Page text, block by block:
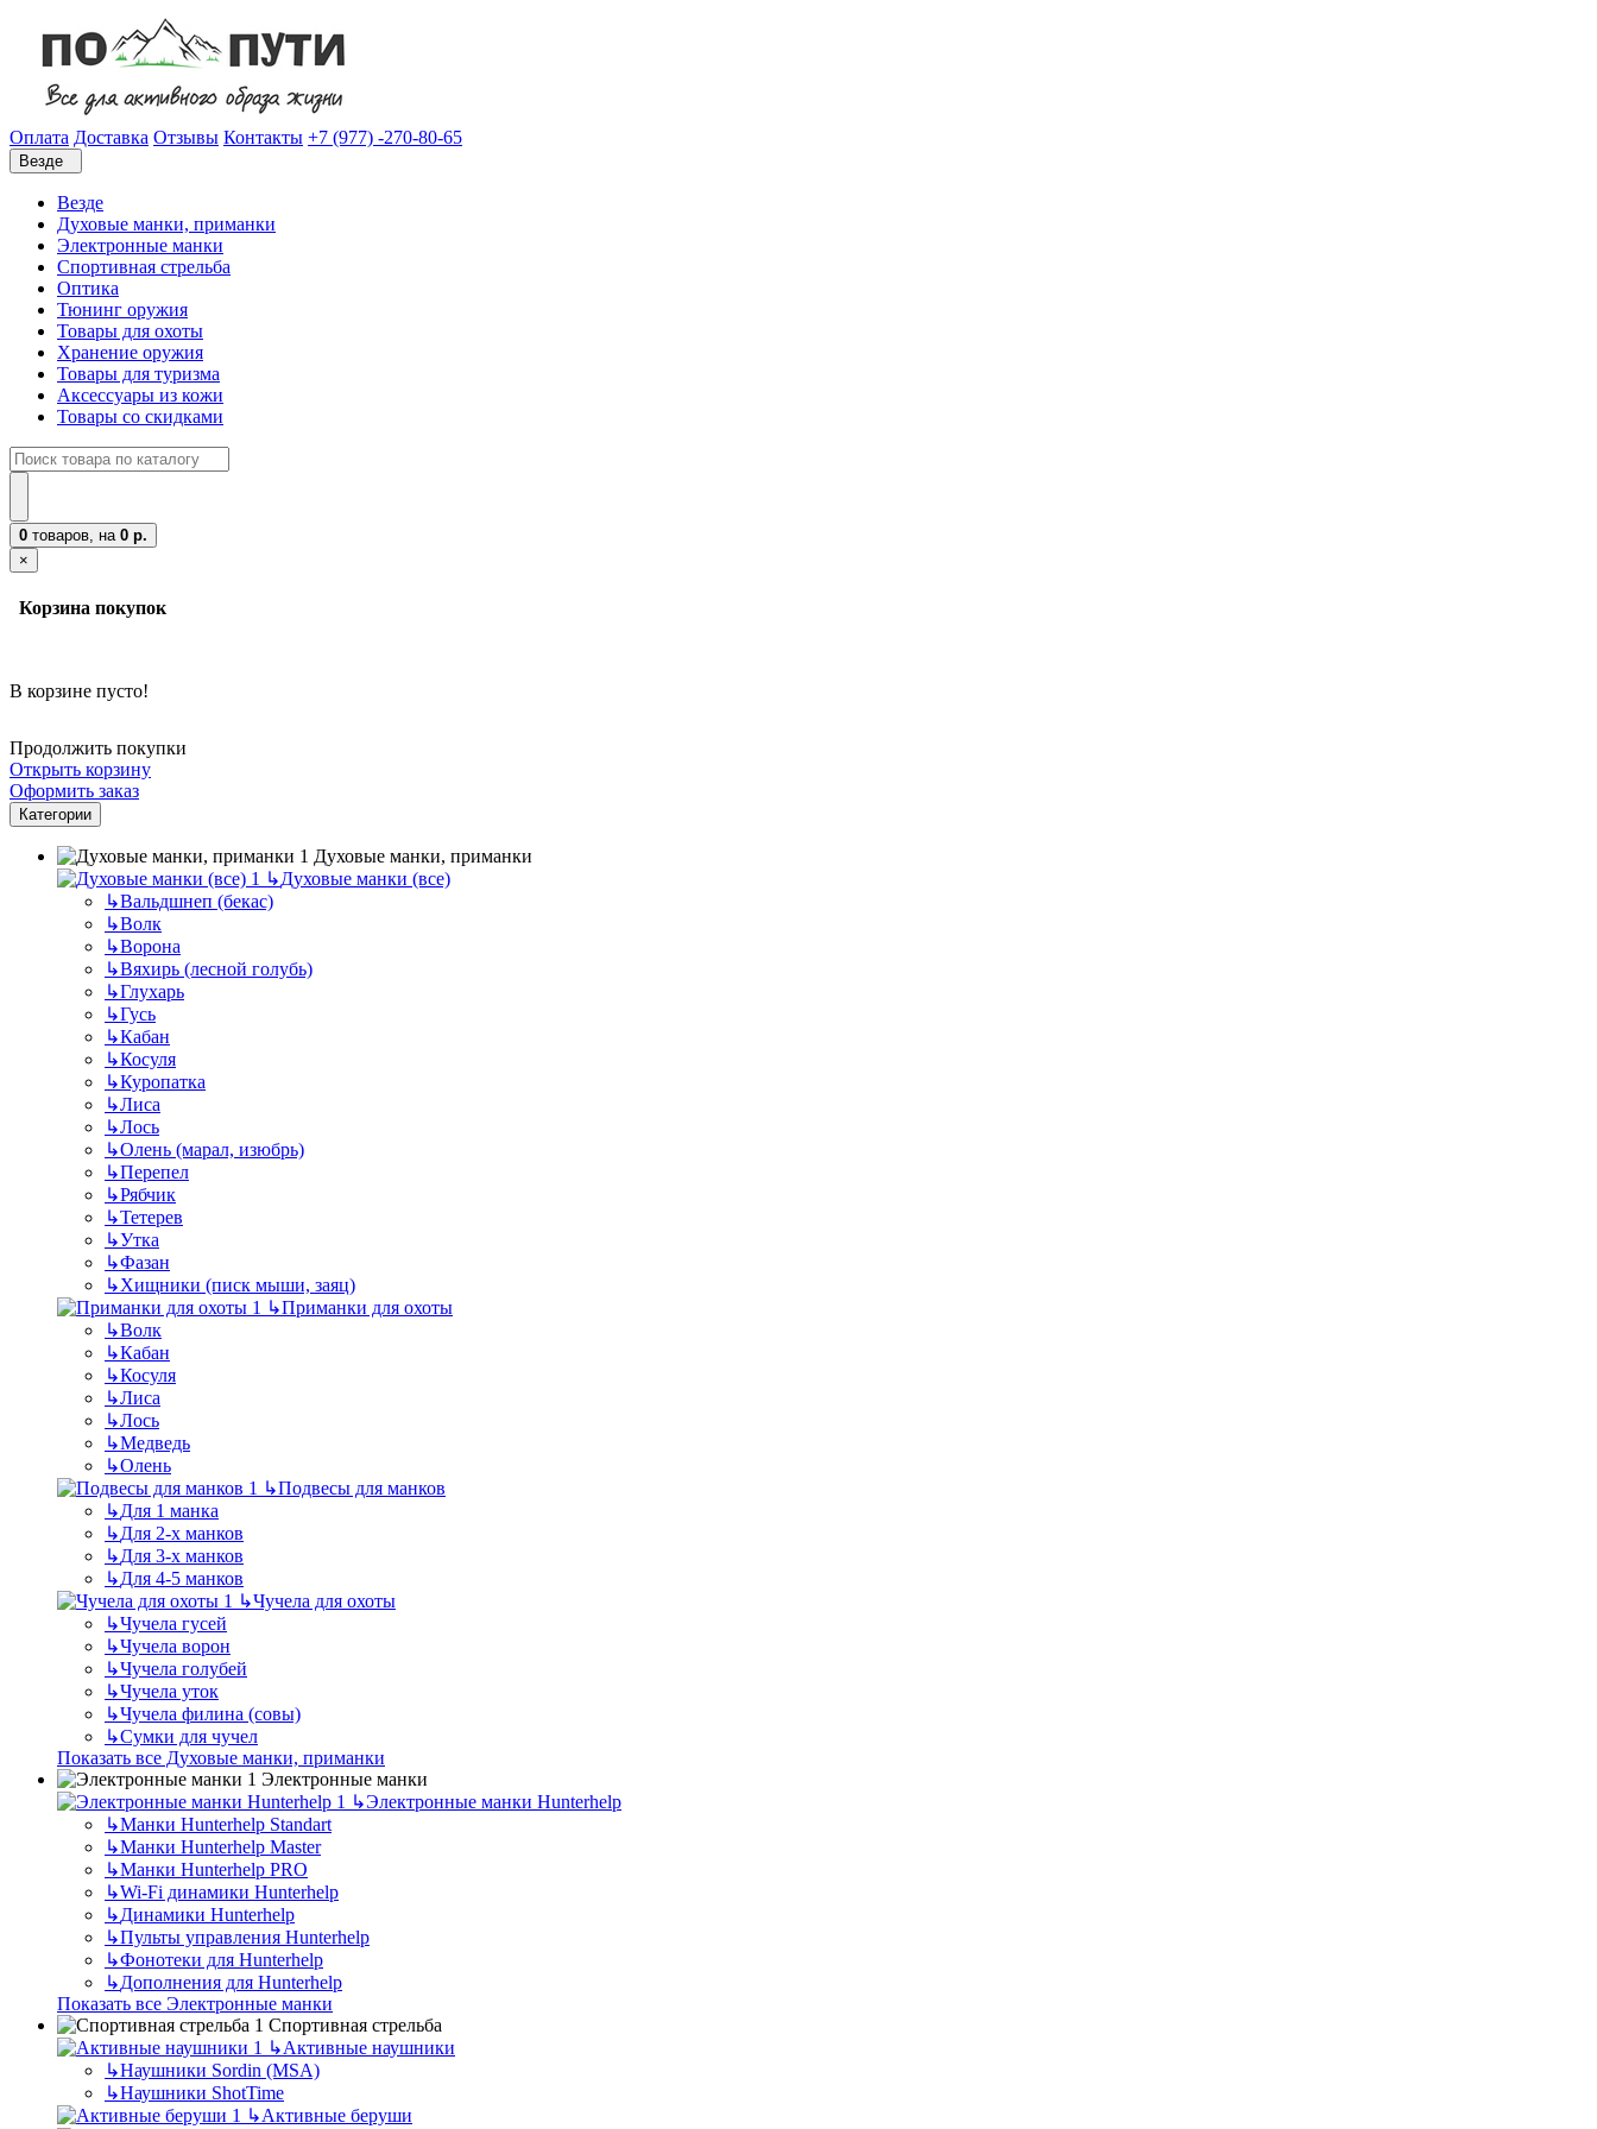
Оплата Доставка Отзывы Контакты +7 (977) -270-80-65
Везде
Везде
Духовые манки, приманки
Электронные манки
Спортивная стрельба
Оптика
Тюнинг оружия
Товары для охоты
Хранение оружия
Товары для туризма
Аксессуары из кожи
Товары со скидками
0 товаров, на 0 р.
×
Корзина покупок
В корзине пусто!
Продолжить покупки
Открыть корзину
Оформить заказ
Категории
Духовые манки, приманки
↳Духовые манки (все)
↳Вальдшнеп (бекас)
↳Волк
↳Ворона
↳Вяхирь (лесной голубь)
↳Глухарь
↳Гусь
↳Кабан
↳Косуля
↳Куропатка
↳Лиса
↳Лось
↳Олень (марал, изюбрь)
↳Перепел
↳Рябчик
↳Тетерев
↳Утка
↳Фазан
↳Хищники (писк мыши, заяц)
↳Приманки для охоты
↳Волк
↳Кабан
↳Косуля
↳Лиса
↳Лось
↳Медведь
↳Олень
↳Подвесы для манков
↳Для 1 манка
↳Для 2-х манков
↳Для 3-х манков
↳Для 4-5 манков
↳Чучела для охоты
↳Чучела гусей
↳Чучела ворон
↳Чучела голубей
↳Чучела уток
↳Чучела филина (совы)
↳Сумки для чучел
Показать все Духовые манки, приманки
Электронные манки
↳Электронные манки Hunterhelp
↳Манки Hunterhelp Standart
↳Манки Hunterhelp Master
↳Манки Hunterhelp PRO
↳Wi-Fi динамики Hunterhelp
↳Динамики Hunterhelp
↳Пульты управления Hunterhelp
↳Фонотеки для Hunterhelp
↳Дополнения для Hunterhelp
Показать все Электронные манки
Спортивная стрельба
↳Активные наушники
↳Наушники Sordin (MSA)
↳Наушники ShotTime
↳Активные беруши